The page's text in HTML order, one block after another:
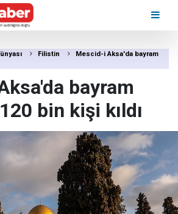
Filistin
Mescid-i Aksa'da bayram
bayram
bin kişi kıldı